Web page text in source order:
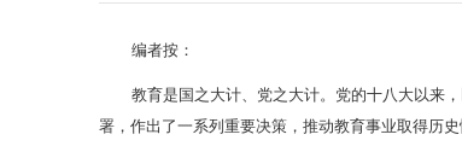
编者按：
教育是国之大计、党之大计。党的十八大以来
署，作出了一系列重要决策，推动教育事业取得历